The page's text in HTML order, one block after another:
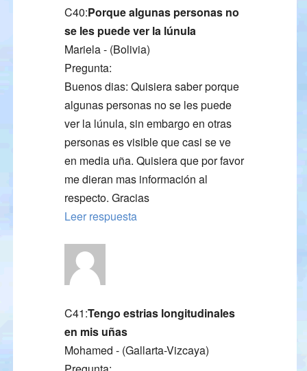
C40:Porque algunas personas no
se les puede ver la lúnula
Mariela - (Bolivia)
Pregunta:
Buenos dias: Quisiera saber porque
algunas personas no se les puede
ver la lúnula, sin embargo en otras
personas es visible que casi se ve
en media uña. Quisiera que por favor
me dieran mas información al
respecto. Gracias
Leer respuesta
C41:Tengo estrias longitudinales
en mis uñas
Mohamed - (Gallarta-Vizcaya)